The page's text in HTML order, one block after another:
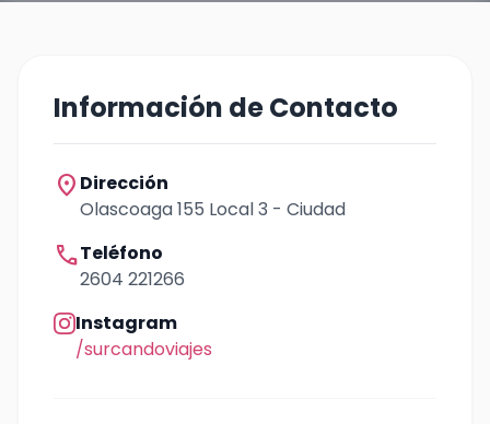
Información de Contacto
location_on Dirección
Olascoaga 155 Local 3 - Ciudad
callTeléfono
2604 221266
Instagram
/surcandoviajes